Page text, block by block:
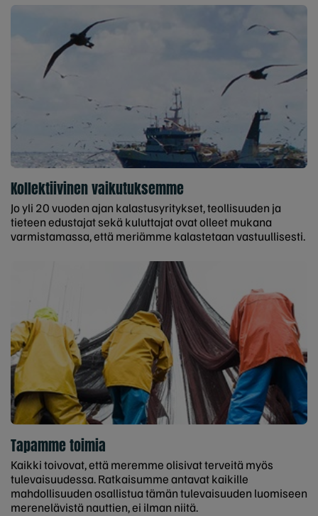
Kollektiivinen vaikutuksemme
Jo yli 20 vuoden ajan kalastusyritykset, teollisuuden ja
tieteen edustajat sekä kuluttajat ovat olleet mukana
varmistamassa, että meriämme kalastetaan vastuullisesti.
Tapamme toimia
Kaikki toivovat, että meremme olisivat terveitä myös
tulevaisuudessa. Ratkaisumme antavat kaikille
mahdollisuuden osallistua tämän tulevaisuuden luomiseen
merenelävistä nauttien, ei ilman niitä.